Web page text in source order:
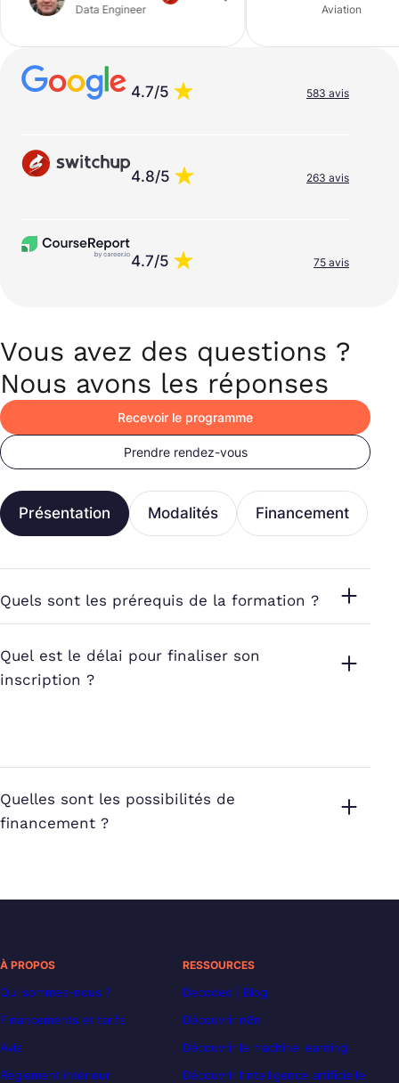
Data Engineer
4.7/5 583 avis
4.8/5 263 avis
4.7/5 75 avis
Vous avez des questions ?
Nous avons les réponses
Recevoir le programme
Prendre rendez-vous
Présentation Modalités Financement
Quels sont les prérequis de la formation ?
Quel est le délai pour finaliser son
inscription ?
Quelles sont les possibilités de
financement ?
À PROPOS
Qui sommes-nous ?
Financements et tarifs
Avis
Règlement intérieur
RESSOURCES
Decoded | Blog
Découvrir n8n
Découvrir le machine learning
Découvrir l’intelligence artificielle